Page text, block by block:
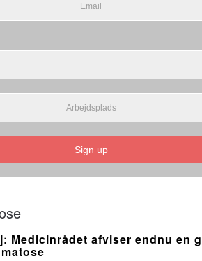
Sign up
Medicinrådet afviser endnu en